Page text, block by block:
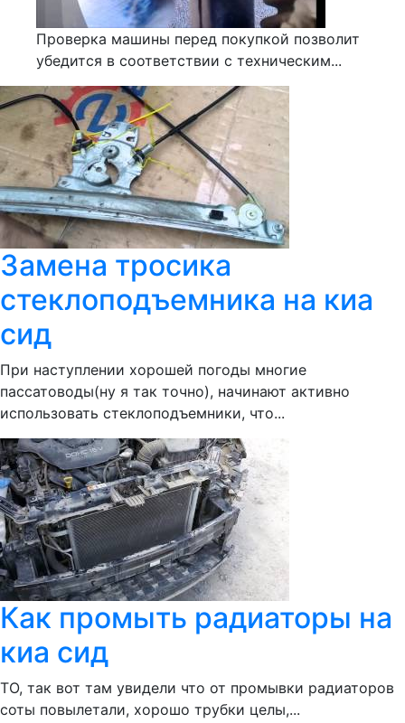
Проверка машины перед покупкой позволит
убедится в соответствии с техническим...
Замена тросика
стеклоподъемника на киа
сид
При наступлении хорошей погоды многие
пассатоводы(ну я так точно), начинают активно
использовать стеклоподъемники, что...
Как промыть радиаторы на
киа сид
ТО, так вот там увидели что от промывки радиаторов
соты повылетали, хорошо трубки целы,...